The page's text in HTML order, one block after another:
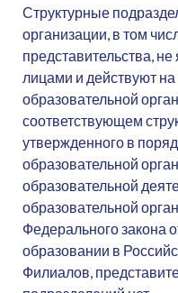
Структурные
организации, в том
представительства,
лицами и действуют
образовательной
соответствующем
утвержденного в
образовательной
образовательной
образовательной
Федерального закона
образовании в
Филиалов,